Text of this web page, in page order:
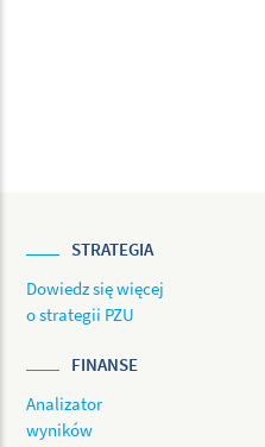
STRATEGIA
Dowiedz się więcej
o strategii PZU
FINANSE
Analizator
wyników